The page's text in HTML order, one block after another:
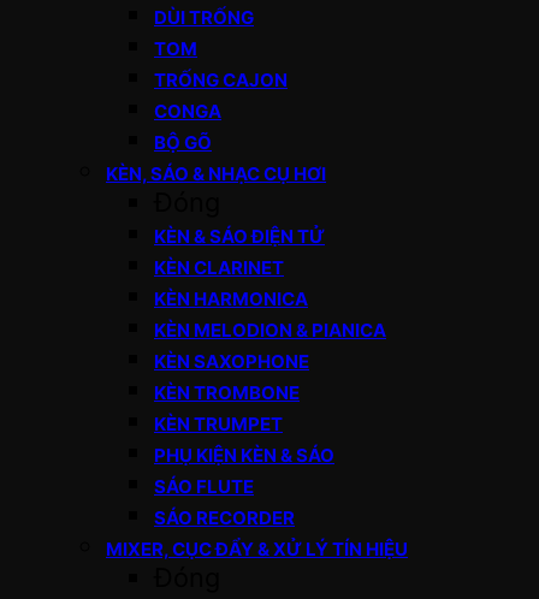
DÙI TRỐNG
TOM
TRỐNG CAJON
CONGA
BỘ GÕ
KÈN, SÁO & NHẠC CỤ HƠI
KÈN & SÁO ĐIỆN TỬ
KÈN CLARINET
KÈN HARMONICA
KÈN MELODION & PIANICA
KÈN SAXOPHONE
KÈN TROMBONE
KÈN TRUMPET
PHỤ KIỆN KÈN & SÁO
SÁO FLUTE
SÁO RECORDER
MIXER, CỤC ĐẨY & XỬ LÝ TÍN HIỆU